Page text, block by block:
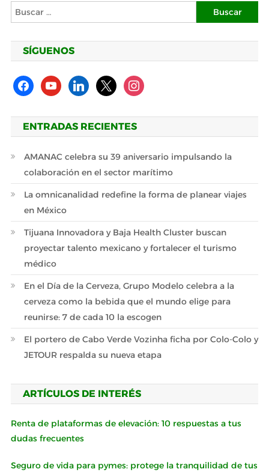
Buscar:
SÍGUENOS
facebookyoutubelinkedin
x instagram
ENTRADAS RECIENTES
AMANAC celebra su 39 aniversario impulsando la
colaboración en el sector marítimo
La omnicanalidad redefine la forma de planear viajes
en México
Tijuana Innovadora y Baja Health Cluster buscan
proyectar talento mexicano y fortalecer el turismo
médico
En el Día de la Cerveza, Grupo Modelo celebra a la
cerveza como la bebida que el mundo elige para
reunirse: 7 de cada 10 la escogen
El portero de Cabo Verde Vozinha ficha por Colo-Colo y
JETOUR respalda su nueva etapa
ARTÍCULOS DE INTERÉS
Renta de plataformas de elevación: 10 respuestas a tus
dudas frecuentes
Seguro de vida para pymes: protege la tranquilidad de tus